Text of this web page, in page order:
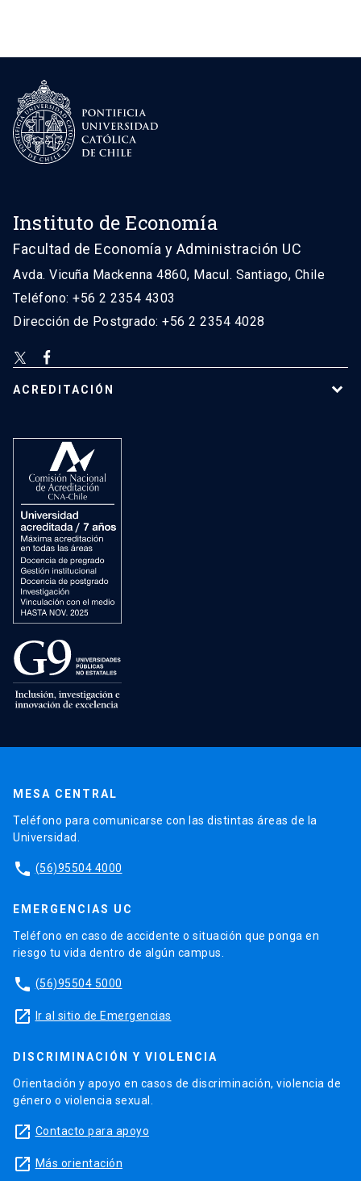
Instituto de Economía
Facultad de Economía y Administración UC
Avda. Vicuña Mackenna 4860, Macul. Santiago, Chile
Teléfono: +56 2 2354 4303
Dirección de Postgrado: +56 2 2354 4028
ACREDITACIÓN
MESA CENTRAL
Teléfono para comunicarse con las distintas áreas de la
Universidad.
phone (56)95504 4000
EMERGENCIAS UC
Teléfono en caso de accidente o situación que ponga en
riesgo tu vida dentro de algún campus.
phone (56)95504 5000
launch Ir al sitio de Emergencias
DISCRIMINACIÓN Y VIOLENCIA
Orientación y apoyo en casos de discriminación, violencia de
género o violencia sexual.
launch Contacto para apoyo
launch Más orientación